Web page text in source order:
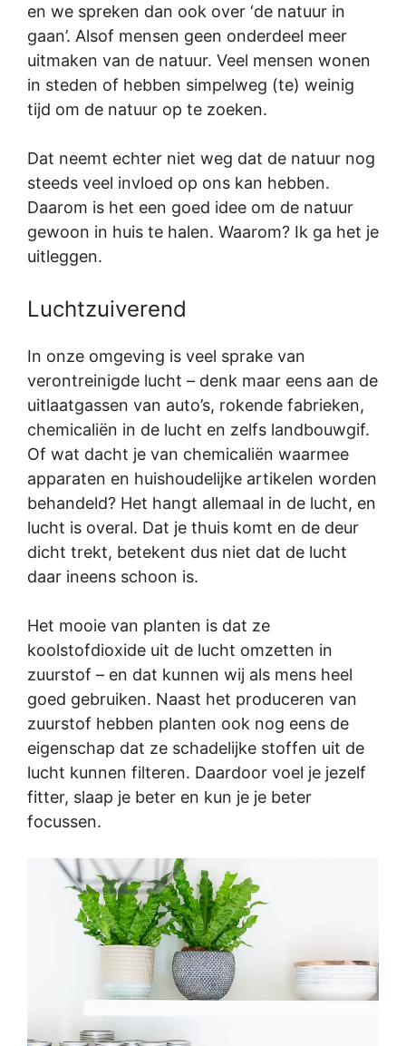
en we spreken dan ook over ‘de natuur in
gaan’. Alsof mensen geen onderdeel meer
uitmaken van de natuur. Veel mensen wonen
in steden of hebben simpelweg (te) weinig
tijd om de natuur op te zoeken.
Dat neemt echter niet weg dat de natuur nog
steeds veel invloed op ons kan hebben.
Daarom is het een goed idee om de natuur
gewoon in huis te halen. Waarom? Ik ga het je
uitleggen.
Luchtzuiverend
In onze omgeving is veel sprake van
verontreinigde lucht – denk maar eens aan de
uitlaatgassen van auto’s, rokende fabrieken,
chemicaliën in de lucht en zelfs landbouwgif.
Of wat dacht je van chemicaliën waarmee
apparaten en huishoudelijke artikelen worden
behandeld? Het hangt allemaal in de lucht, en
lucht is overal. Dat je thuis komt en de deur
dicht trekt, betekent dus niet dat de lucht
daar ineens schoon is.
Het mooie van planten is dat ze
koolstofdioxide uit de lucht omzetten in
zuurstof – en dat kunnen wij als mens heel
goed gebruiken. Naast het produceren van
zuurstof hebben planten ook nog eens de
eigenschap dat ze schadelijke stoffen uit de
lucht kunnen filteren. Daardoor voel je jezelf
fitter, slaap je beter en kun je je beter
focussen.